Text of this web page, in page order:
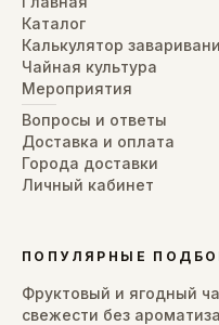
Каталог
Калькулятор
Чайная культура
Мероприятия
Вопросы и ответы
Доставка и оплата
Города доставки
Личный кабинет
ПОПУЛЯРНЫЕ
Фруктовый и ягодный
свежести без